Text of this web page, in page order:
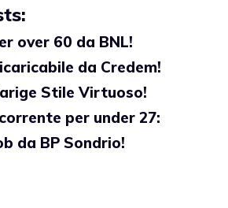
over 60 da BNL!
da Credem!
Stile Virtuoso!
per under 27:
da BP Sondrio!